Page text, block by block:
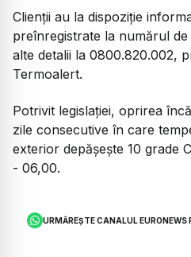
Clienţii au la dispoziţie
preînregistrate la numărul
alte detalii la 0800.820.002,
Termoalert.
Potrivit legislaţiei, oprirea
zile consecutive în care
exterior depăşeşte 10 grade
- 06,00.
URMĂREȘTE CANALUL